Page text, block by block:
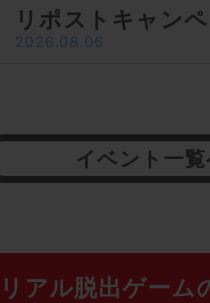
リポストキャン
2026.08.06
イベント一
アル脱出ゲーム